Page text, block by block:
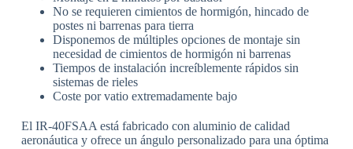
No se requieren cimientos de hormigón, hincado de
postes ni barrenas para tierra
Disponemos de múltiples opciones de montaje sin
necesidad de cimientos dehormigón ni barrenas
Tiempos de instalación increíblemente rápidos sin
sistemas de rieles
Coste por vatio extremadamente bajo
El IR-40FSAA está fabricado con aluminio de calidad
aeronáutica y ofrece un ángulo personalizado para una óptima